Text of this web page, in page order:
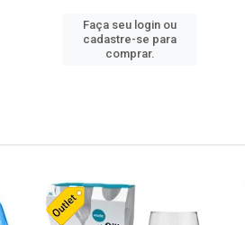
Faça seu login ou
cadastre-se para
comprar.